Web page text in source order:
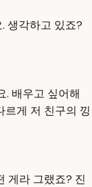
생각하고 있죠?
. 배우고 싶어해
르게 저 친구의 낑
게라 그랬죠? 진